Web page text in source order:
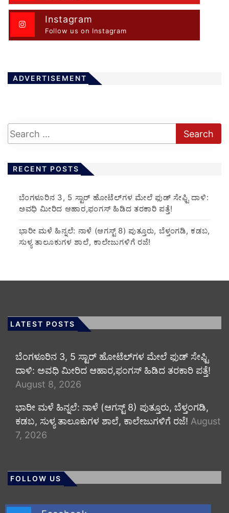
Instagram
Follow us on Instagram
ADVERTISEMENT
RECENT POSTS
​ಬೆಂಗಳೂರಿನ 3, 5 ಸ್ಟಾರ್ ಹೋಟೆಲ್‌ಗಳ ಮೇಲೆ ಫುಡ್ ಸೇಫ್ಟಿ ದಾಳಿ:
ಅವಧಿ ಮೀರಿದ ಆಹಾರ,ಫಂಗಸ್ ಹಿಡಿದ ತರಕಾರಿ ಪತ್ತೆ!
​ಭಾರೀ ಮಳೆ ಹಿನ್ನಲೆ: ನಾಳೆ (ಆಗಸ್ಟ್ 8) ಪುತ್ತೂರು, ಬೆಳ್ತಂಗಡಿ, ಕಡಬ,
ಸುಳ್ಯ ತಾಲೂಕುಗಳ ಶಾಲೆ, ಕಾಲೇಜುಗಳಿಗೆ ರಜೆ!
LATEST POSTS
​ಬೆಂಗಳೂರಿನ 3, 5 ಸ್ಟಾರ್ ಹೋಟೆಲ್‌ಗಳ ಮೇಲೆ ಫುಡ್ ಸೇಫ್ಟಿ
ದಾಳಿ: ಅವಧಿ ಮೀರಿದ ಆಹಾರ,ಫಂಗಸ್ ಹಿಡಿದ ತರಕಾರಿ ಪತ್ತೆ!
August 8, 2026
​ಭಾರೀ ಮಳೆ ಹಿನ್ನಲೆ: ನಾಳೆ (ಆಗಸ್ಟ್ 8) ಪುತ್ತೂರು, ಬೆಳ್ತಂಗಡಿ,
ಕಡಬ, ಸುಳ್ಯ ತಾಲೂಕುಗಳ ಶಾಲೆ, ಕಾಲೇಜುಗಳಿಗೆ ರಜೆ! August
7, 2026
FOLLOW US